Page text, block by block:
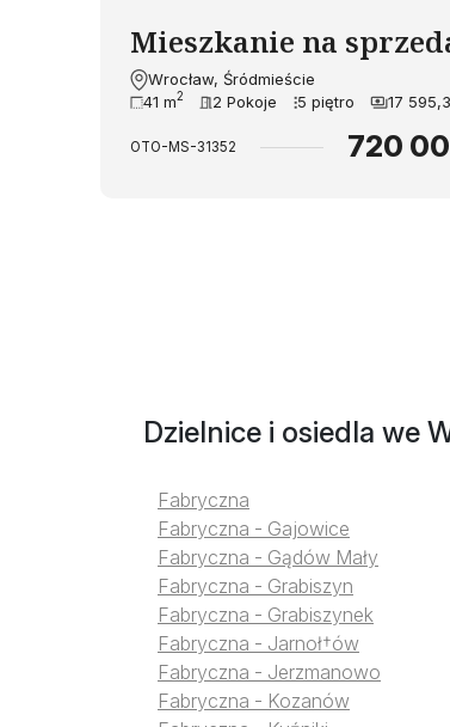
Mieszkanie na
Wrocław, Śródmieście
41 m2 2 Pokoje 5 piętro 17
OTO-MS-31352 720
Dzielnice i osiedla we
Fabryczna
Fabryczna - Gajowice
Fabryczna - Gądów Mały
Fabryczna - Grabiszyn
Fabryczna - Grabiszynek
Fabryczna - Jarnoł†ów
Fabryczna - Jerzmanowo
Fabryczna - Kozanów